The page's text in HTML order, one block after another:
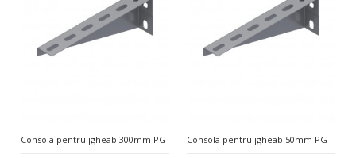
Consola pentru jgheab 300mm PG Consola pentru jgheab 50mm PG